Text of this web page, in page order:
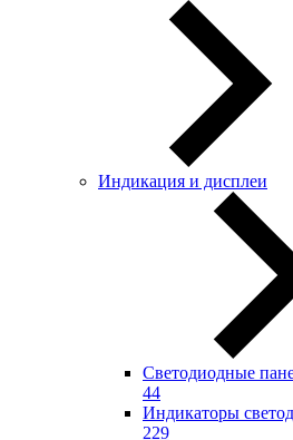
Индикация и дисплеи
Светодиодные
44
Индикаторы
229